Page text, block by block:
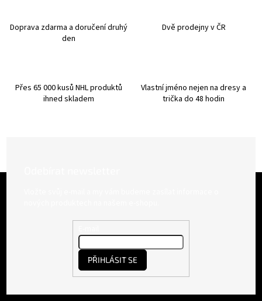
Doprava zdarma a doručení druhý
den
Dvě prodejny v ČR
Přes 65 000 kusů NHL produktů
ihned skladem
Vlastní jméno nejen na dresy a
trička do 48 hodin
PŘIHLÁSIT SE